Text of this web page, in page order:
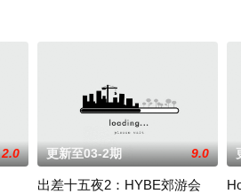
2.0 更新至03-2期 9.0
出差十五夜2：HYBE郊游会